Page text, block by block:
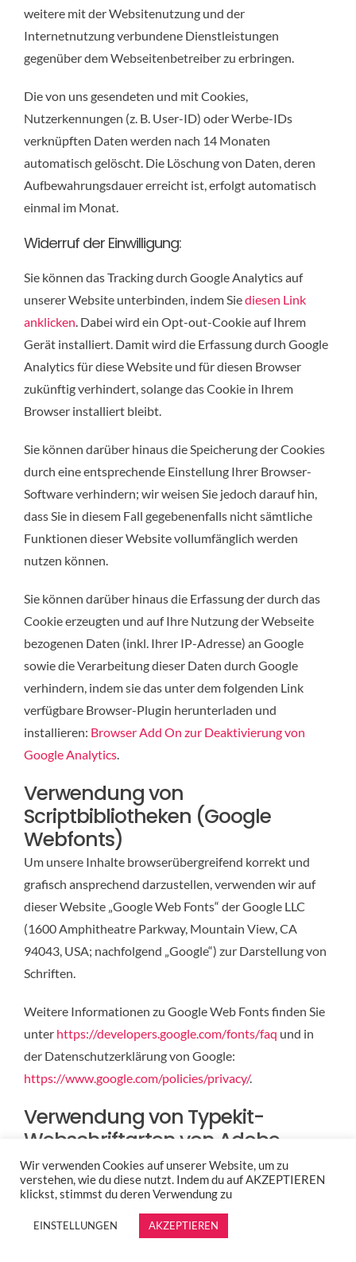
weitere mit der Websitenutzung und der
Internetnutzung verbundene Dienstleistungen
gegenüber dem Webseitenbetreiber zu erbringen.
Die von uns gesendeten und mit Cookies,
Nutzerkennungen (z. B. User-ID) oder Werbe-IDs
verknüpften Daten werden nach 14 Monaten
automatisch gelöscht. Die Löschung von Daten, deren
Aufbewahrungsdauer erreicht ist, erfolgt automatisch
einmal im Monat.
Widerruf der Einwilligung:
Sie können das Tracking durch Google Analytics auf
unserer Website unterbinden, indem Siediesen Link
anklicken. Dabei wird ein Opt-out-Cookie auf Ihrem
Gerät installiert. Damit wird die Erfassung durch Google
Analytics für diese Website und für diesen Browser
zukünftig verhindert, solange das Cookie in Ihrem
Browser installiert bleibt.
Sie können darüber hinaus die Speicherung der Cookies
durch eine entsprechende Einstellung Ihrer Browser-
Software verhindern; wir weisen Sie jedoch darauf hin,
dass Sie in diesem Fall gegebenenfalls nicht sämtliche
Funktionen dieser Website vollumfänglich werden
nutzen können.
Sie können darüber hinaus die Erfassung der durch das
Cookie erzeugten und auf Ihre Nutzung der Webseite
bezogenen Daten (inkl. Ihrer IP-Adresse) an Google
sowie die Verarbeitung dieser Daten durch Google
verhindern, indem sie das unter dem folgenden Link
verfügbare Browser-Plugin herunterladen und
installieren: Browser Add On zur Deaktivierung von
Google Analytics.
Verwendung von
Scriptbibliotheken (Google
Webfonts)
Um unsere Inhalte browserübergreifend korrekt und
grafisch ansprechend darzustellen, verwenden wir auf
dieser Website „Google Web Fonts“ der Google LLC
(1600 Amphitheatre Parkway, Mountain View, CA
94043, USA; nachfolgend „Google“) zur Darstellung von
Schriften.
Weitere Informationen zu Google Web Fonts finden Sie
unter https://developers.google.com/fonts/faq und in
der Datenschutzerklärung von Google:
https://www.google.com/policies/privacy/.
Verwendung von Typekit-
Webschriftarten von Adobe
Fonts
Wir setzen Typekit-Webschriftarten von Adobe Fonts
Fonts ist ein Dienst der Adobe Systems Software Ireland
Wir verwenden Cookies auf unserer Website, um zu
verstehen, wie du diese nutzt. Indem du auf AKZEPTIEREN
klickst, stimmst du deren Verwendung zu
EINSTELLUNGEN AKZEPTIEREN